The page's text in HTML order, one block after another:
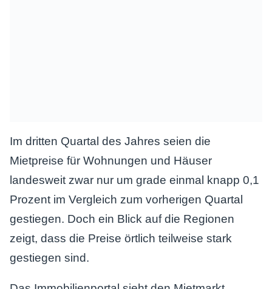
Im dritten Quartal des Jahres seien die
Mietpreise für Wohnungen und Häuser
landesweit zwar nur um grade einmal knapp 0,1
Prozent im Vergleich zum vorherigen Quartal
gestiegen. Doch ein Blick auf die Regionen
zeigt, dass die Preise örtlich teilweise stark
gestiegen sind.
Das Immobilienportal sieht den Mietmarkt